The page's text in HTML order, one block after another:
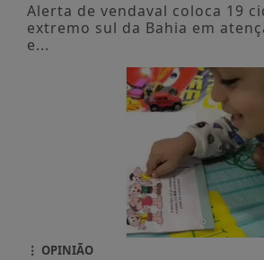
Alerta de vendaval coloca 19
extremo sul da Bahia em
e...
OPINIÃO